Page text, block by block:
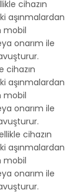
cihazın
aşınmalardan
mobil
onarım ile
cihazın
aşınmalardan
mobil
onarım ile
cihazın
aşınmalardan
mobil
onarım ile